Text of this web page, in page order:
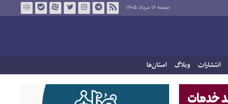
جمعه ۱۶ مرداد ۱۴۰۵
انتشارات وبلاگ استان‌ها